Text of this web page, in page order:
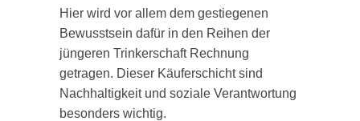
Hier wird vor allem dem gestiegenen
Bewusstsein dafür in den Reihen der
jüngeren Trinkerschaft Rechnung
getragen. Dieser Käuferschicht sind
Nachhaltigkeit und soziale Verantwortung
besonders wichtig.